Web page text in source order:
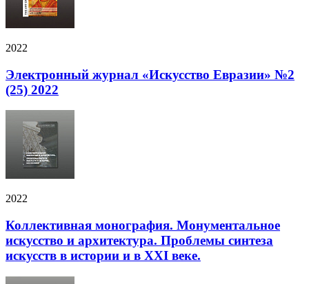
2022
Электронный журнал «Искусство Евразии» №2
(25) 2022
2022
Коллективная монография. Монументальное
искусство и архитектура. Проблемы синтеза
искусств в истории и в XXI веке.